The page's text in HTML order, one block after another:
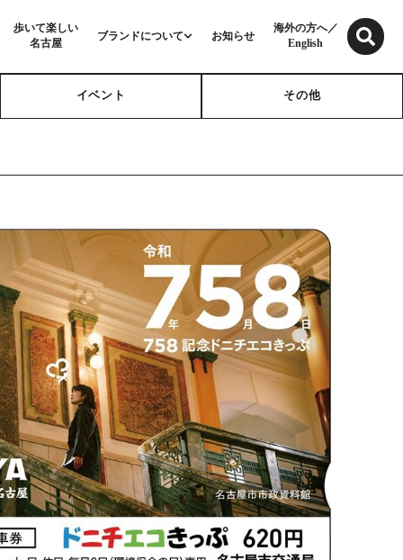
歩いて楽しい
名古屋
ブランドについて お知らせ
海外の方へ／
English
イベント その他